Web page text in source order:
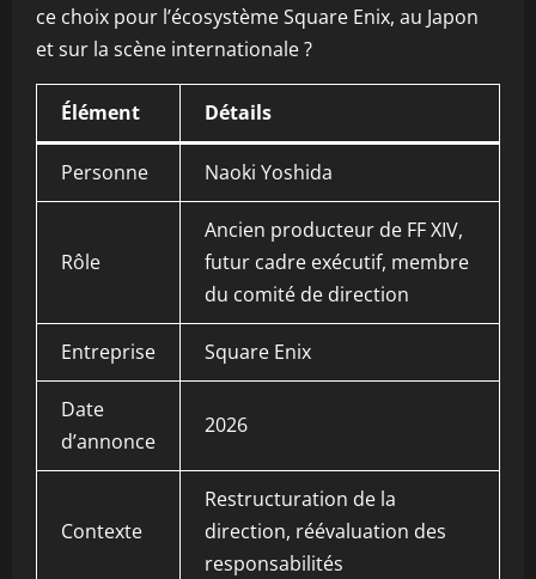
ce choix pour l’écosystème Square Enix, au Japon
et sur la scène internationale ?
Élément Détails
Personne Naoki Yoshida
Rôle
Ancien producteur de FF XIV,
futur cadre exécutif, membre
du comité de direction
Entreprise Square Enix
Date
d’annonce
2026
Contexte
Restructuration de la
direction, réévaluation des
responsabilités